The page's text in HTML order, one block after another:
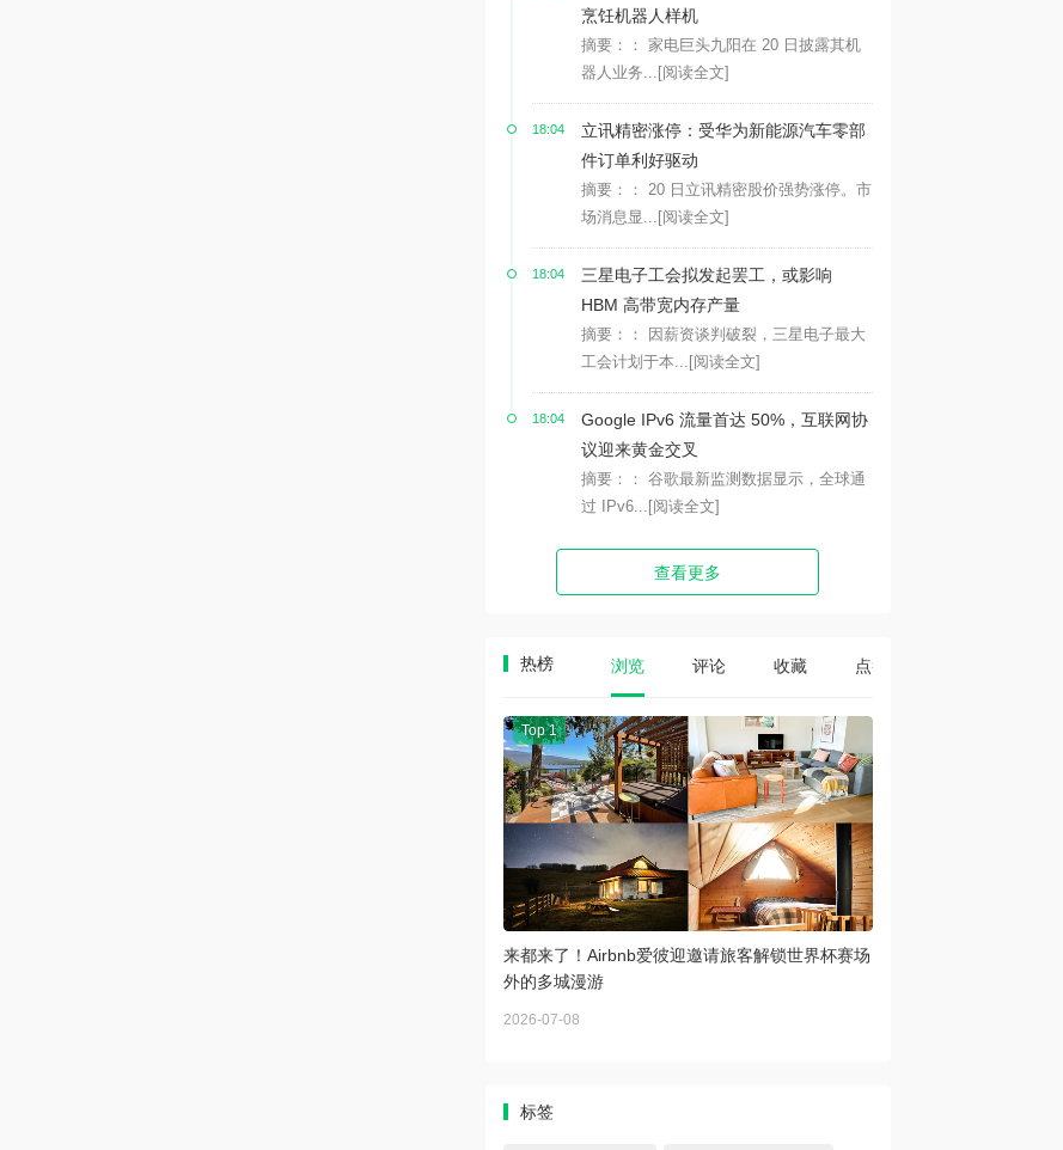
烹饪机器人样机
摘要：： 家电巨头九阳在 20 日披露其机
器人业务... [阅读全文]
18:04
立讯精密涨停：受华为新能源汽车零部
件订单利好驱动
摘要：： 20 日立讯精密股价强势涨停。市
场消息显... [阅读全文]
18:04
三星电子工会拟发起罢工，或影响
HBM 高带宽内存产量
摘要：： 因薪资谈判破裂，三星电子最大
工会计划于本... [阅读全文]
18:04
Google IPv6 流量首达 50%，互联网协
议迎来黄金交叉
摘要：： 谷歌最新监测数据显示，全球通
过 IPv6... [阅读全文]
查看更多
热榜 浏览 评论 收藏 点赞
Top 1
来都来了！Airbnb爱彼迎邀请旅客解锁世界杯赛场
外的多城漫游
2026-07-08
标签